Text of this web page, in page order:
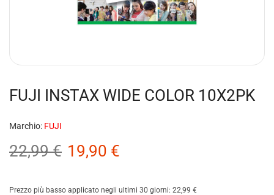
FUJI INSTAX WIDE COLOR 10X2PK
Marchio: FUJI
22,99€ 19,90 €
Prezzo più basso applicato negli ultimi 30 giorni: 22,99 €